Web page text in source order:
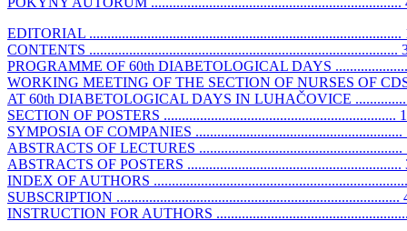
EDITORIAL ......................................................................................
CONTENTS .....................................................................................
PROGRAMME OF 60th DIABETOLOGICAL DAYS
WORKING MEETING OF THE SECTION OF NURSES OF
AT 60th DIABETOLOGICAL DAYS IN LUHAČOVICE
SECTION OF POSTERS ................................................................
SYMPOSIA OF COMPANIES .........................................................
ABSTRACTS OF LECTURES ........................................................
ABSTRACTS OF POSTERS ...........................................................
INDEX OF AUTHORS
SUBSCRIPTION ..............................................................................
INSTRUCTION FOR AUTHORS